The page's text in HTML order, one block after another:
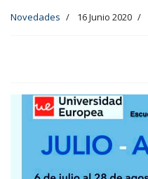
Novedades 16 Junio 2020